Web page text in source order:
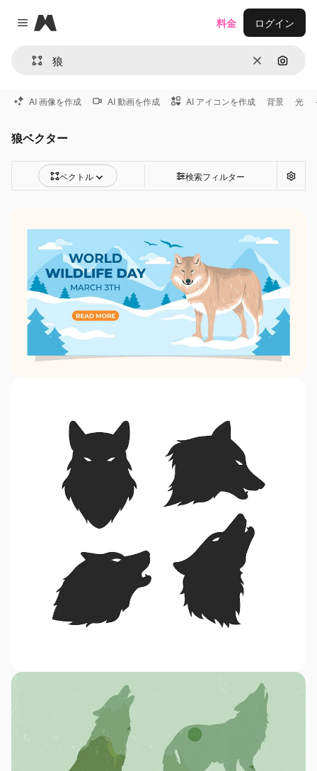
Close menu
Magnific
消去 画像で
料金 ログイン
AI 画像を作成 AI 動画を作成 AI アイコンを作成 背景 光
狼ベクター
ベクトル 検索フィルター